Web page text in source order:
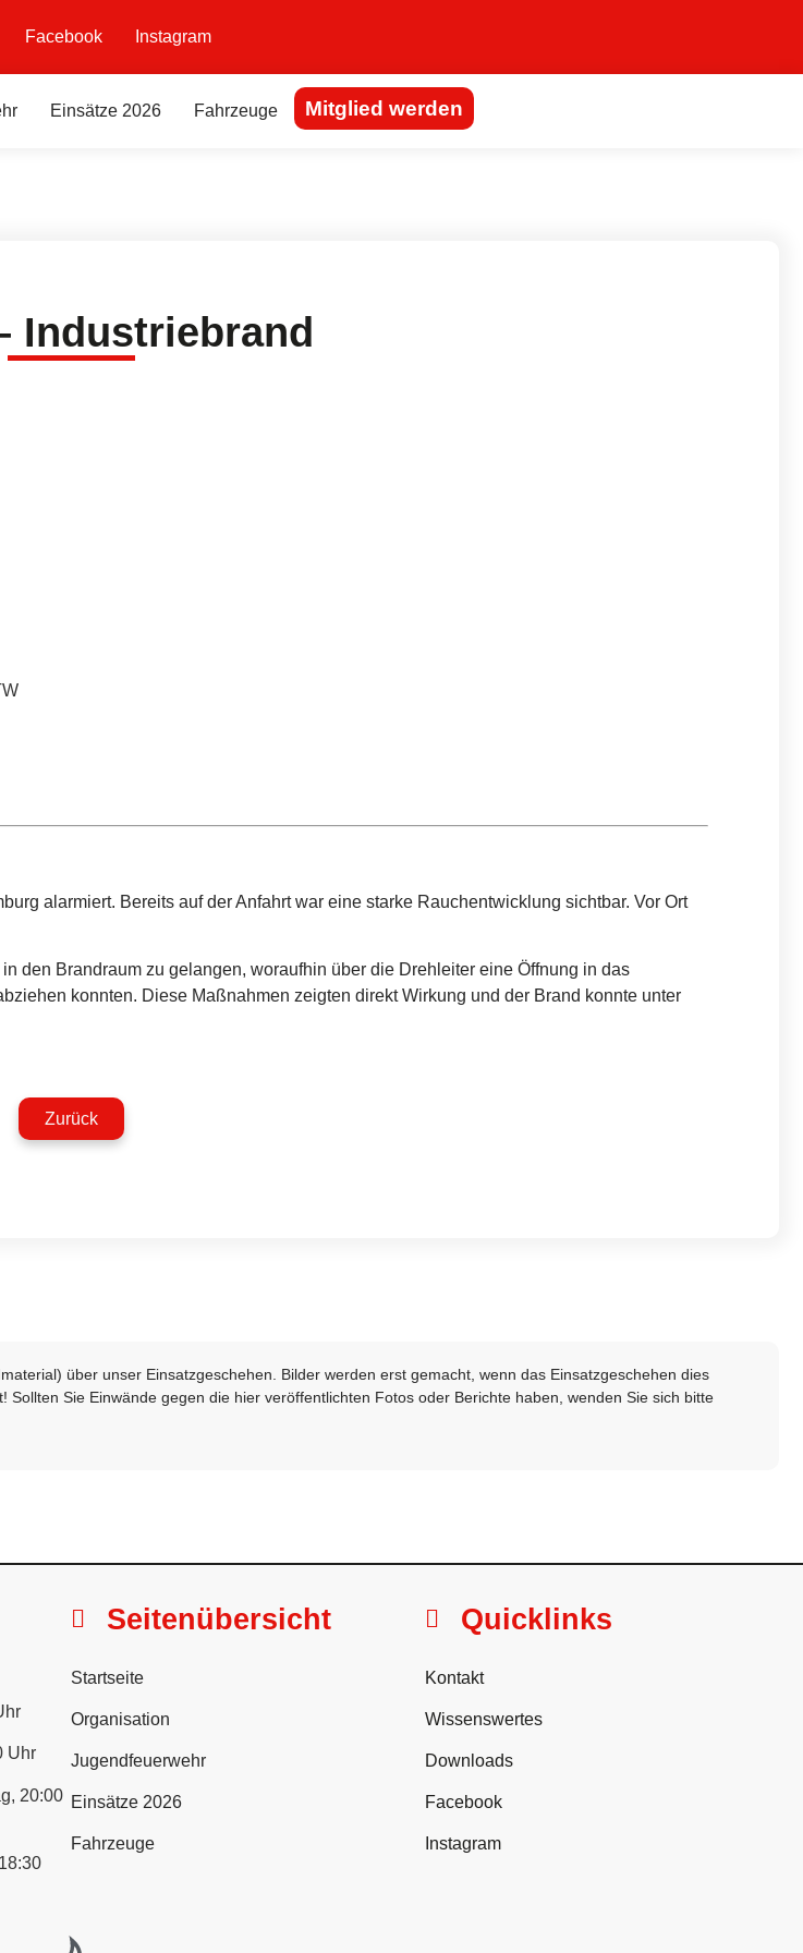
Facebook Instagram
Einsätze 2026 Fahrzeuge Mitglied werden
Industriebrand
alarmiert. Bereits auf der Anfahrt war eine starke Rauchentwicklung sichtbar. Vor Ort
den Brandraum zu gelangen, woraufhin über die Drehleiter eine Öffnung in das
konnten. Diese Maßnahmen zeigten direkt Wirkung und der Brand konnte unter
Zurück
über unser Einsatzgeschehen. Bilder werden erst gemacht, wenn das Einsatzgeschehen dies
Sie Einwände gegen die hier veröffentlichten Fotos oder Berichte haben, wenden Sie sich bitte
Uhr
20:00
Seitenübersicht
Startseite
Organisation
Jugendfeuerwehr
Einsätze 2026
Fahrzeuge
Quicklinks
Kontakt
Wissenswertes
Downloads
Facebook
Instagram